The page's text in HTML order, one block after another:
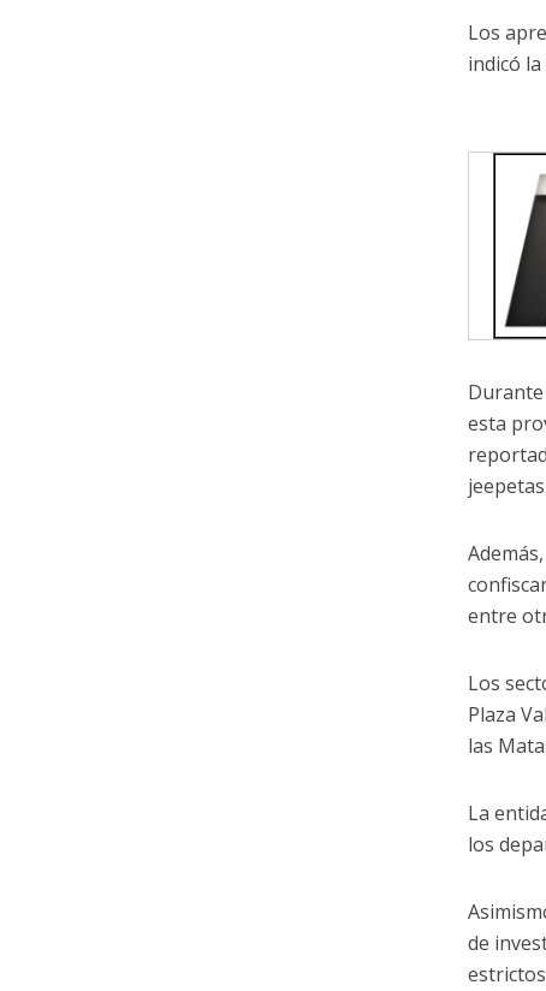
Los
indicó
esta
jeepetas.
entre
Los
Plaza
las
La
los
de